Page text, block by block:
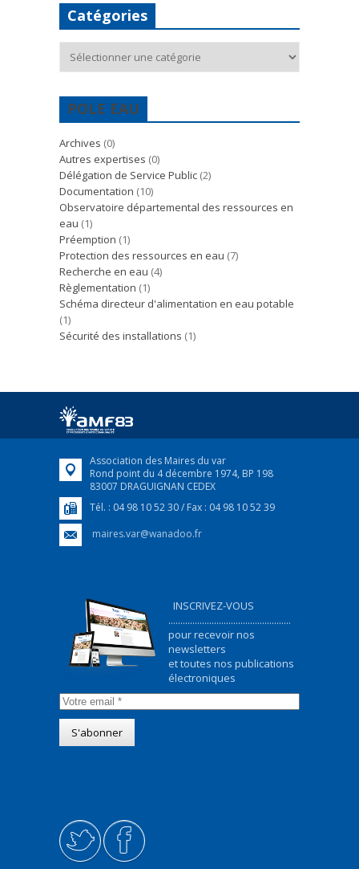
Catégories
POLE EAU
Archives (0)
Autres expertises (0)
Délégation de Service Public (2)
Documentation (10)
Observatoire départemental des ressources en
eau (1)
Préemption (1)
Protection des ressources en eau (7)
Recherche en eau (4)
Règlementation (1)
Schéma directeur d'alimentation en eau potable
(1)
Sécurité des installations (1)
Association des Maires du var
Rond point du 4 décembre 1974, BP 198
83007 DRAGUIGNAN CEDEX
Tél. : 04 98 10 52 30 / Fax : 04 98 10 52 39
maires.var@wanadoo.fr
INSCRIVEZ-VOUS
...................................................
pour recevoir nos
newsletters
et toutes nos publications
électroniques